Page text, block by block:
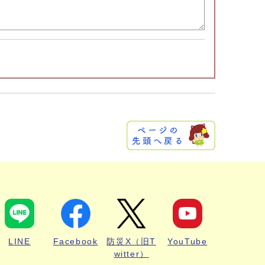
LINE Facebook
防災X（旧T
witter）
YouTube